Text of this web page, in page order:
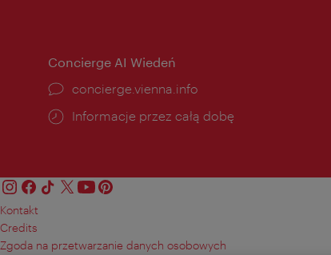
Concierge AI Wiedeń
concierge.vienna.info
Informacje przez całą dobę
Kontakt
Credits
Zgoda na przetwarzanie danych osobowych